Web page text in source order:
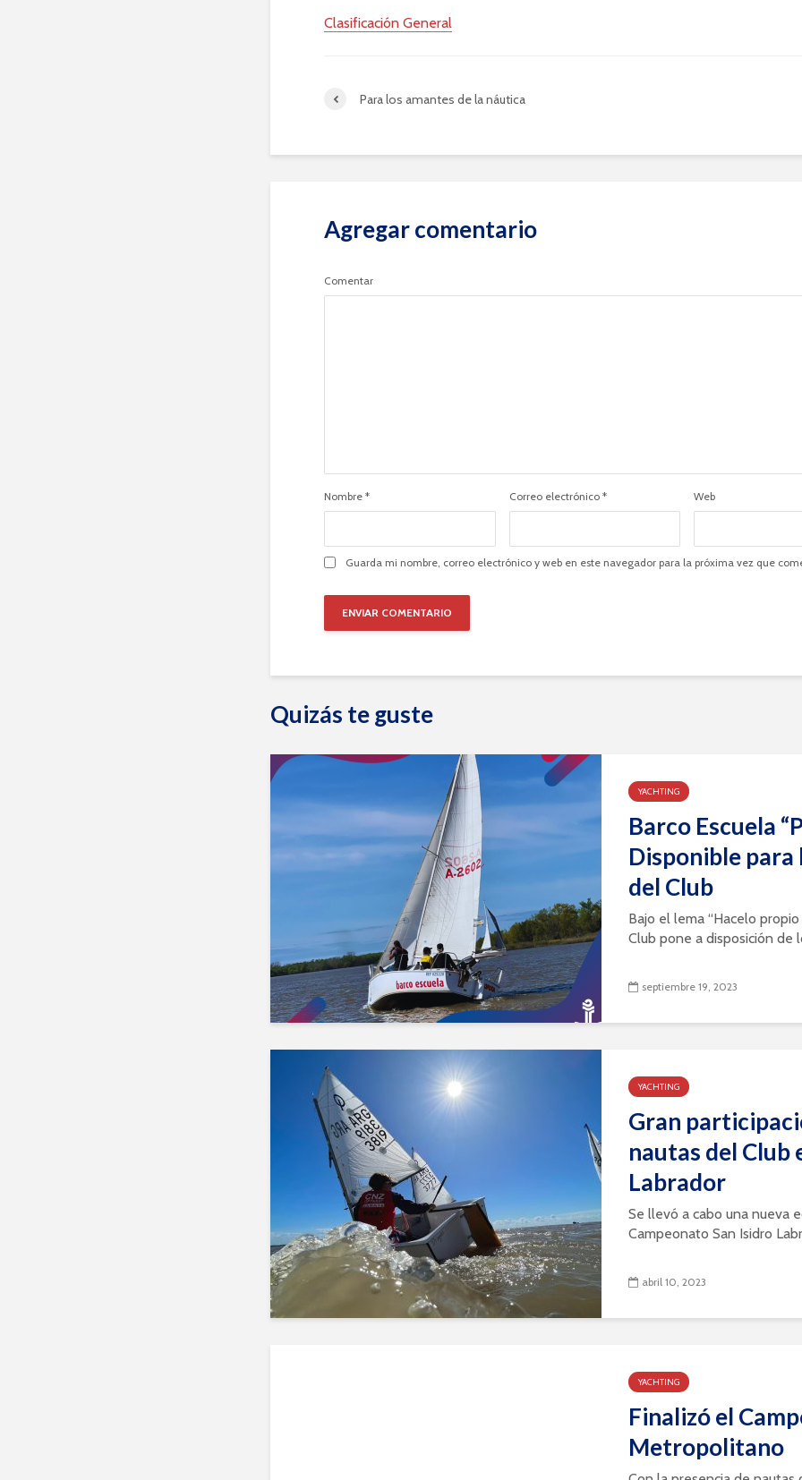
Clasificación General
Para los amantes de la náutica
Agregar comentario
Comentar
Nombre * Correo electrónico * Web
Guarda mi nombre, correo electrónico y web en este navegador para la próxima vez que
Quizás te guste
YACHTING
Barco Escuela
Disponible para
del Club
Bajo el lema “Hacelo propio
Club pone a disposición de
septiembre 19, 2023
YACHTING
Gran
nautas del Club
Labrador
Se llevó a cabo una nueva
Campeonato San Isidro
abril 10, 2023
YACHTING
Finalizó el
Metropolitano